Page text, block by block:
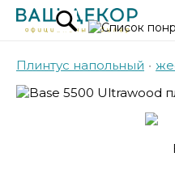
Плинтус напольный •